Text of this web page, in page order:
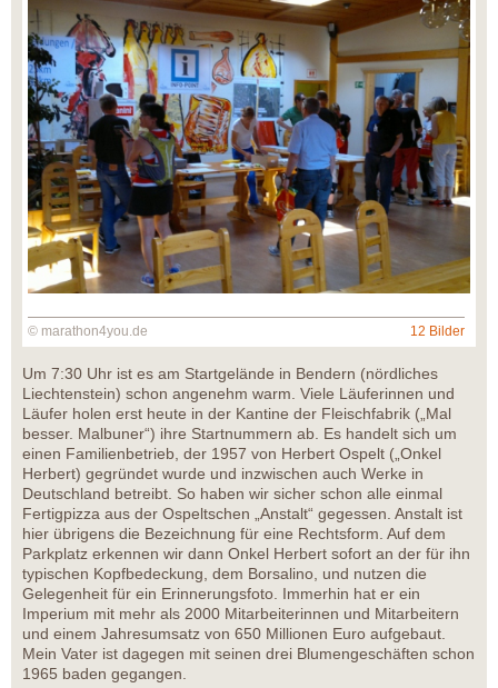
© marathon4you.de 12 Bilder
Um 7:30 Uhr ist es am Startgelände in Bendern (nördliches
Liechtenstein) schon angenehm warm. Viele Läuferinnen und
Läufer holen erst heute in der Kantine der Fleischfabrik („Mal
besser. Malbuner“) ihre Startnummern ab. Es handelt sich um
einen Familienbetrieb, der 1957 von Herbert Ospelt („Onkel
Herbert) gegründet wurde und inzwischen auch Werke in
Deutschland betreibt. So haben wir sicher schon alle einmal
Fertigpizza aus der Ospeltschen „Anstalt“ gegessen. Anstalt ist
hier übrigens die Bezeichnung für eine Rechtsform. Auf dem
Parkplatz erkennen wir dann Onkel Herbert sofort an der für ihn
typischen Kopfbedeckung, dem Borsalino, und nutzen die
Gelegenheit für ein Erinnerungsfoto. Immerhin hat er ein
Imperium mit mehr als 2000 Mitarbeiterinnen und Mitarbeitern
und einem Jahresumsatz von 650 Millionen Euro aufgebaut.
Mein Vater ist dagegen mit seinen drei Blumengeschäften schon
1965 baden gegangen.